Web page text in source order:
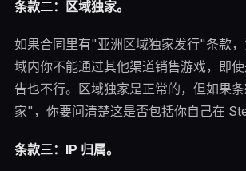
条款二：区域独家。
如果合同里有"亚洲区域独家发行"条款
域内你不能通过其他渠道销售游戏，即
告也不行。区域独家是正常的，但如果
家"，你要问清楚这是否包括你自己在
条款三：IP 归属。